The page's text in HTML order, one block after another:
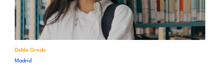
Doble Grado
Madrid